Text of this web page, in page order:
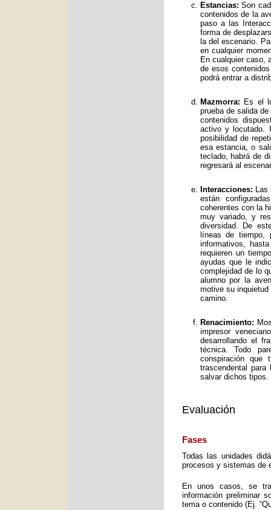
Estancias: Son
contenidos de la
paso a las
forma de
la del escenario.
en cualquier
En cualquier caso,
de esos
podrá entrar a
Mazmorra: Es el
prueba de salida
contenidos
activo y locutado.
posibilidad de
esa estancia, o
teclado, habrá de
regresará al
Interacciones: Las
están
coherentes con la
muy variado, y
diversidad. De
líneas de tiempo,
informativos,
requieren un
ayudas que le
complejidad de lo
alumno por la
motive su
camino.
Renacimiento:
impresor
desarrollando el
técnica. Todo
conspiración
trascendental
salvar dichos tipos.
Evaluación
Fases
Todas las unidades
procesos y sistemas de
En unos casos, se
información preliminar
tema o contenido (Ej.